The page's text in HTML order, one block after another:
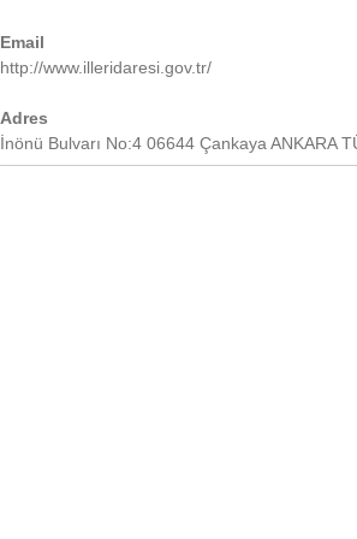
Email
http://www.illeridaresi.gov.tr/
Adres
İnönü Bulvarı No:4 06644 Çankaya ANKARA